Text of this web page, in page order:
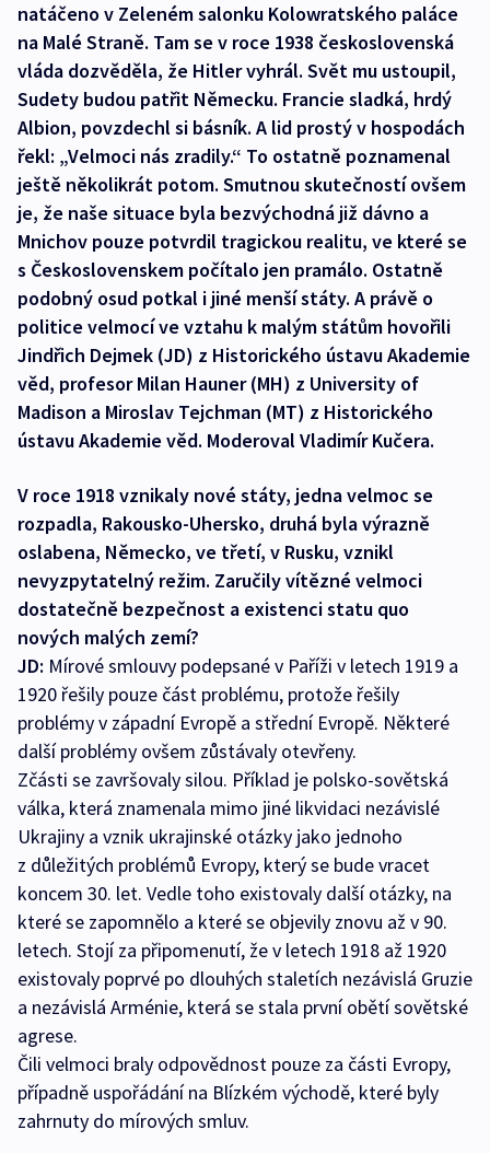
natáčeno v Zeleném salonku Kolowratského paláce
na Malé Straně. Tam se v roce 1938 československá
vláda dozvěděla, že Hitler vyhrál. Svět mu ustoupil,
Sudety budou patřit Německu. Francie sladká, hrdý
Albion, povzdechl si básník. A lid prostý v hospodách
řekl: „Velmoci nás zradily.“ To ostatně poznamenal
ještě několikrát potom. Smutnou skutečností ovšem
je, že naše situace byla bezvýchodná již dávno a
Mnichov pouze potvrdil tragickou realitu, ve které se
s Československem počítalo jen pramálo. Ostatně
podobný osud potkal i jiné menší státy. A právě o
politice velmocí ve vztahu k malým státům hovořili
Jindřich Dejmek (JD) z Historického ústavu Akademie
věd, profesor Milan Hauner (MH) z University of
Madison a Miroslav Tejchman (MT) z Historického
ústavu Akademie věd. Moderoval Vladimír Kučera.
V roce 1918 vznikaly nové státy, jedna velmoc se
rozpadla, Rakousko-Uhersko, druhá byla výrazně
oslabena, Německo, ve třetí, v Rusku, vznikl
nevyzpytatelný režim. Zaručily vítězné velmoci
dostatečně bezpečnost a existenci statu quo
nových malých zemí?
JD: Mírové smlouvy podepsané v Paříži v letech 1919 a
1920 řešily pouze část problému, protože řešily
problémy v západní Evropě a střední Evropě. Některé
další problémy ovšem zůstávaly otevřeny.
Zčásti se završovaly silou. Příklad je polsko-sovětská
válka, která znamenala mimo jiné likvidaci nezávislé
Ukrajiny a vznik ukrajinské otázky jako jednoho
z důležitých problémů Evropy, který se bude vracet
koncem 30. let. Vedle toho existovaly další otázky, na
které se zapomnělo a které se objevily znovu až v 90.
letech. Stojí za připomenutí, že v letech 1918 až 1920
existovaly poprvé po dlouhých staletích nezávislá Gruzie
a nezávislá Arménie, která se stala první obětí sovětské
agrese.
Čili velmoci braly odpovědnost pouze za části Evropy,
případně uspořádání na Blízkém východě, které byly
zahrnuty do mírových smluv.